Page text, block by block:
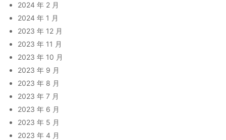
2024 年 2 月
2024 年 1 月
2023 年 12 月
2023 年 11 月
2023 年 10 月
2023 年 9 月
2023 年 8 月
2023 年 7 月
2023 年 6 月
2023 年 5 月
2023 年 4 月